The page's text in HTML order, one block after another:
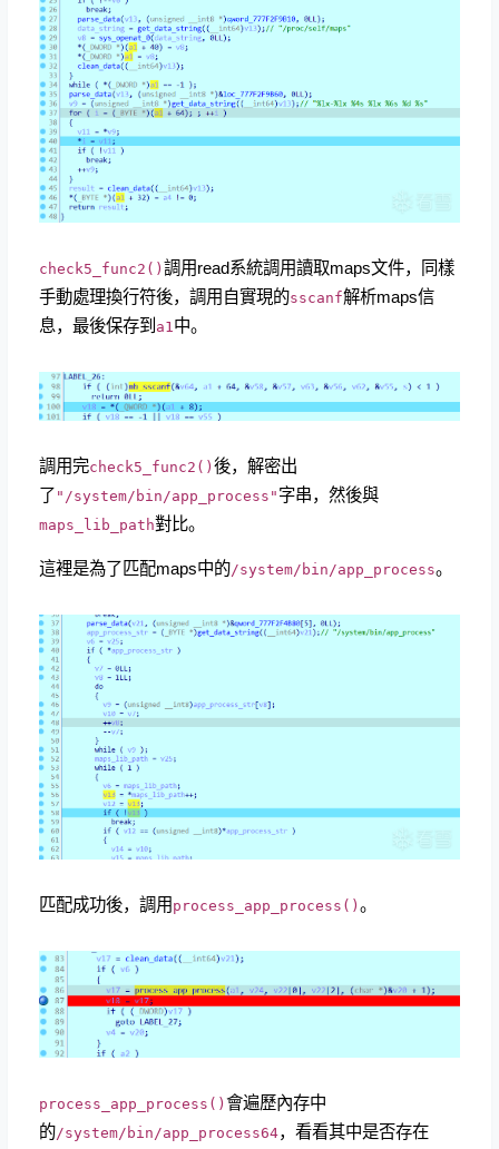
check5_func2()調用read系統調用讀取maps文件，同樣
手動處理換行符後，調用自實現的sscanf解析maps信
息，最後保存到 a1 中。
調用完check5_func2()後，解密出
了 "/system/bin/app_process"字串，然後與
maps_lib_path對比。
這裡是為了匹配maps中的/system/bin/app_process。
匹配成功後，調用process_app_process()。
process_app_process()會遍歷內存中
的/system/bin/app_process64，看看其中是否存在